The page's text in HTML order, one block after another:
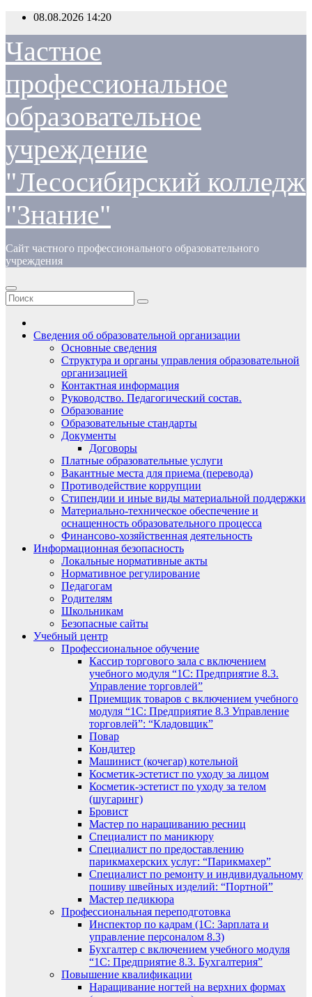
Перейти
содержимому
08.08.2026 14:20
Частное
профессиональное
образовательное
учреждение
"Лесосибирский колледж
"Знание"
Сайт частного профессионального образовательного
учреждения
Сведения об образовательной организации
Основные сведения
Структура и органы управления образовательной
организацией
Контактная информация
Руководство. Педагогический состав.
Образование
Образовательные стандарты
Документы
Договоры
Платные образовательные услуги
Вакантные места для приема (перевода)
Противодействие коррупции
Стипендии и иные виды материальной поддержки
Материально-техническое обеспечение и
оснащенность образовательного процесса
Финансово-хозяйственная деятельность
Информационная безопасность
Локальные нормативные акты
Нормативное регулирование
Педагогам
Родителям
Школьникам
Безопасные сайты
Учебный центр
Профессиональное обучение
Кассир торгового зала с включением
учебного модуля “1С: Предприятие 8.3.
Управление торговлей”
Приемщик товаров с включением учебного
модуля “1С: Предприятие 8.3 Управление
торговлей”: “Кладовщик”
Повар
Кондитер
Машинист (кочегар) котельной
Косметик-эстетист по уходу за лицом
Косметик-эстетист по уходу за телом
(шугаринг)
Бровист
Мастер по наращиванию ресниц
Специалист по маникюру
Специалист по предоставлению
парикмахерских услуг: “Парикмахер”
Специалист по ремонту и индивидуальному
пошиву швейных изделий: “Портной”
Мастер педикюра
Профессиональная переподготовка
Инспектор по кадрам (1С: Зарплата и
управление персоналом 8.3)
Бухгалтер с включением учебного модуля
“1С: Предприятие 8.3. Бухгалтерия”
Повышение квалификации
Наращивание ногтей на верхних формах